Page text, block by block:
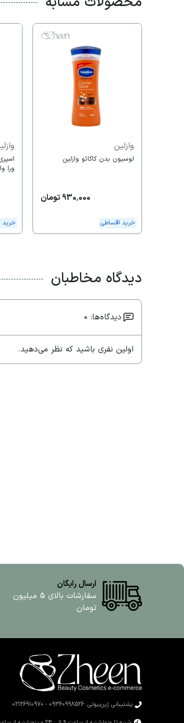
وازلین
لوسیون بدن کاکائو وازلین
930,000 تومان
خرید اقساطی
ورا
خرید
دیدگاه مخاطبان
دیدگاه‌ها: 0
اولین نفری باشید که نظر می‌دهید.
ارسال رایگان
سفارشات بالای 5 میلیون
تومان
پشتیبانی ژین‌بیوتی: 09360998526 - 02126910970